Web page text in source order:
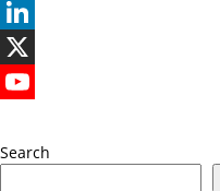
Instagram
LinkedIn
X
Search